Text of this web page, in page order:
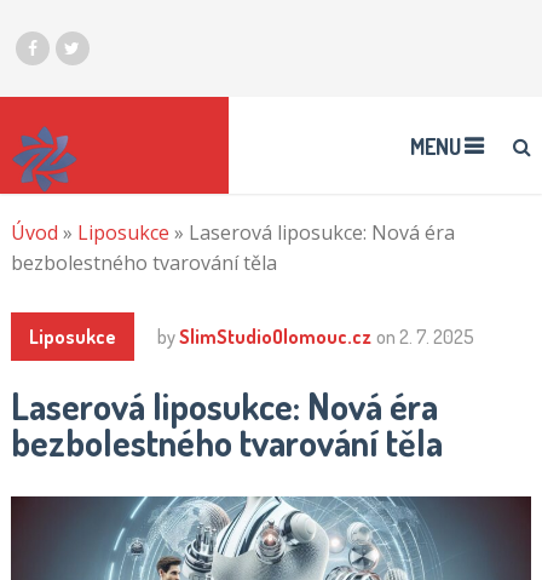
MENU
Úvod » Liposukce » Laserová liposukce: Nová éra
bezbolestného tvarování těla
Liposukce bySlimStudioOlomouc.cz on 2. 7. 2025
Laserová liposukce: Nová éra
bezbolestného tvarování těla